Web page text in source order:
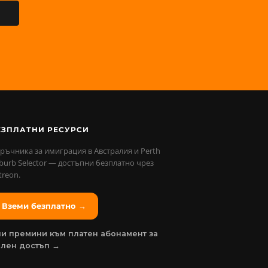
РЕСУРСИ
за имиграция в Австралия и Perth
Selector — достъпни безплатно чрез
Вземи безплатно →
премини към платен абонамент за
достъп →